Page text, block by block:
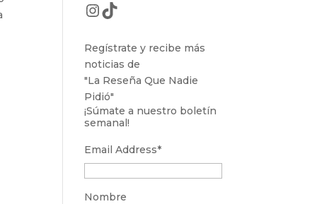
Instagram
TikTok
Regístrate y recibe más
noticias de
"La Reseña Que Nadie
Pidió"
¡Súmate a nuestro boletín
semanal!
Email Address*
Nombre